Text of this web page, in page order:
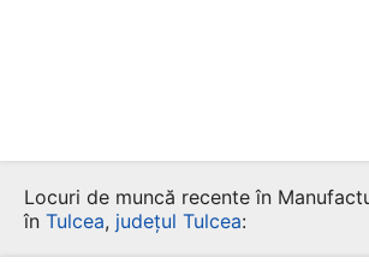
Locuri de muncă recente în
în Tulcea, județul Tulcea: